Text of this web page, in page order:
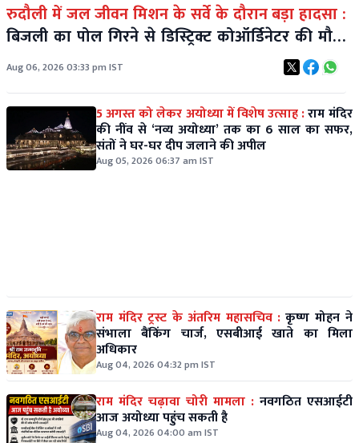
रुदौली में जल जीवन मिशन के सर्वे के दौरान बड़ा हादसा :
बिजली का पोल गिरने से डिस्ट्रिक्ट कोऑर्डिनेटर की मौत,
एक कर्मचारी गंभीर
Aug 06, 2026 03:33 pm IST
5 अगस्त को लेकर अयोध्या में विशेष उत्साह :राम मंदिर
की नींव से ‘नव्य अयोध्या’ तक का 6 साल का सफर,
संतों ने घर-घर दीप जलाने की अपील
Aug 05, 2026 06:37 am IST
राम मंदिर ट्रस्ट के अंतरिम महासचिव : कृष्ण मोहन ने
संभाला बैंकिंग चार्ज, एसबीआई खाते का मिला
अधिकार
Aug 04, 2026 04:32 pm IST
राम मंदिर चढ़ावा चोरी मामला : नवगठित एसआईटी
आज अयोध्या पहुंच सकती है
Aug 04, 2026 04:00 am IST